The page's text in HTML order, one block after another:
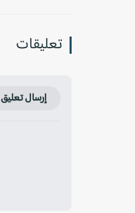
تعليقات
إرسال تعليق